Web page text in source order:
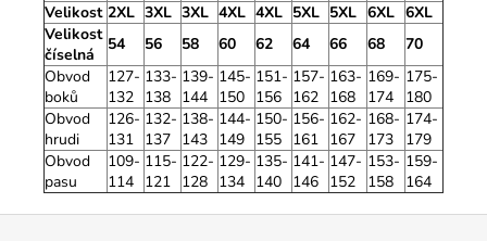
Velikost 2XL 3XL 3XL 4XL 4XL 5XL 5XL 6XL 6XL
Velikost
číselná
54 56 58 60 62 64 66 68
70
Obvod
boků
127-
132
133-
138
139-
144
145-
150
151-
156
157-
162
163-
168
169-
174
175-
180
Obvod
hrudi
126-
131
132-
137
138-
143
144-
149
150-
155
156-
161
162-
167
168-
173
174-
179
Obvod
pasu
109-
114
115-
121
122-
128
129-
134
135-
140
141-
146
147-
152
153-
158
159-
164